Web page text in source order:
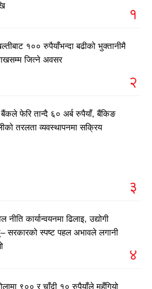
१
१०० रुपैयाँभन्दा बढीको भुक्तानीमै
जित्ने अवसर
२
बैंकले फेरि तान्दै ६० अर्ब रुपैयाँ, बैंकिङ
तरलता व्यवस्थापनमा सक्रिय
३
नीति कार्यान्वयनमा ढिलाइ, उद्योगी
सरकारको स्पष्ट पहल अभावले लगानी
४
९०० र चाँदी १० रुपैयाँले महँगियो